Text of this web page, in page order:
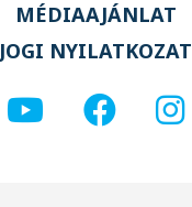
MÉDIAAJÁNLAT
JOGI NYILATKOZAT